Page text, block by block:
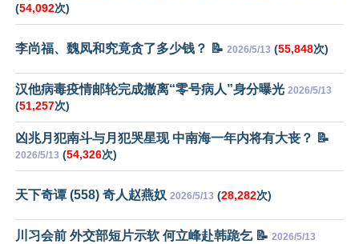
(54,092次)
李尚福、魏凤和究竟贪了多少钱？ 📝 2026/5/13 (55,848次)
汉他病毒疫情邮轮完成撤离“零号病人”身分曝光 2026/5/13
(51,257次)
凶兆月犯南斗与月犯哭星现 中南海一年内将有大丧？ 📝
2026/5/13 (54,326次)
天下奇谭 (558) 奇人赵燕奴 2026/5/13 (28,282次)
川习会前 外交部短片示软 何立峰赴韩跪乞 📝 2026/5/13